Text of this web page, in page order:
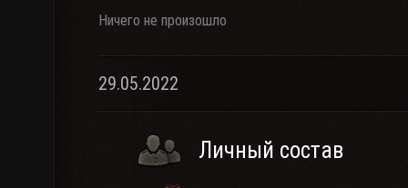
Ничего не произошло
29.05.2022
Личный состав